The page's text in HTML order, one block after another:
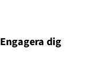
Engagera dig